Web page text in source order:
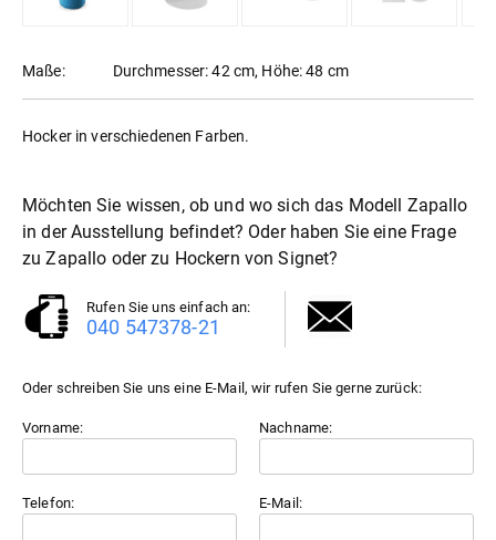
Maße: Durchmesser: 42 cm, Höhe: 48 cm
Hocker in verschiedenen Farben.
Möchten Sie wissen, ob und wo sich das Modell Zapallo
in der Ausstellung befindet? Oder haben Sie eine Frage
zu Zapallo oder zu Hocker von Signet?
Rufen Sie uns einfach an:
040 547378-21
Oder schreiben Sie uns eine E-Mail, wir rufen Sie gerne zurück:
Vorname: Nachname:
Telefon: E-Mail: